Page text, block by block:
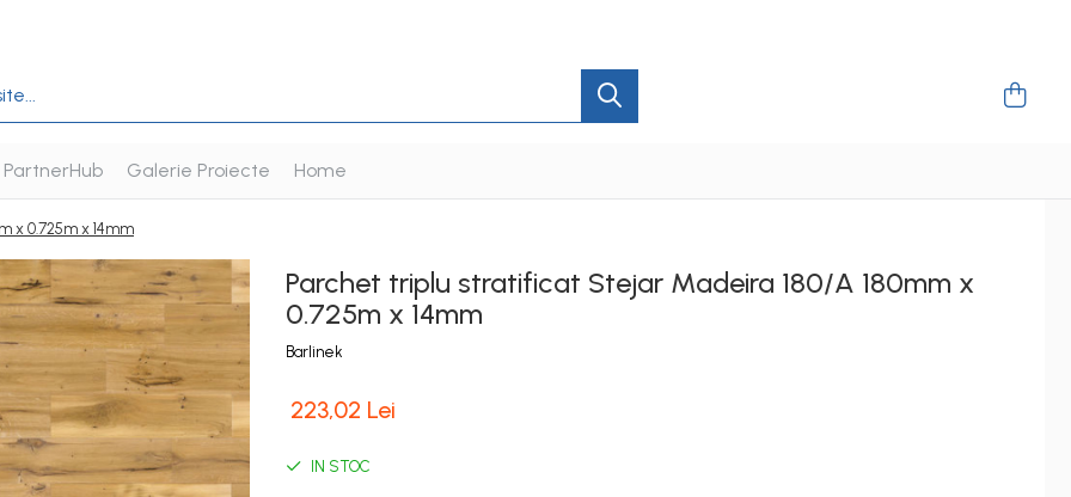
PartnerHub Galerie Proiecte Home
x 0.725m x 14mm
Parchet triplu stratificat Stejar Madeira 180/A 180mm x
0.725m x 14mm
Barlinek
223,02 Lei
IN STOC